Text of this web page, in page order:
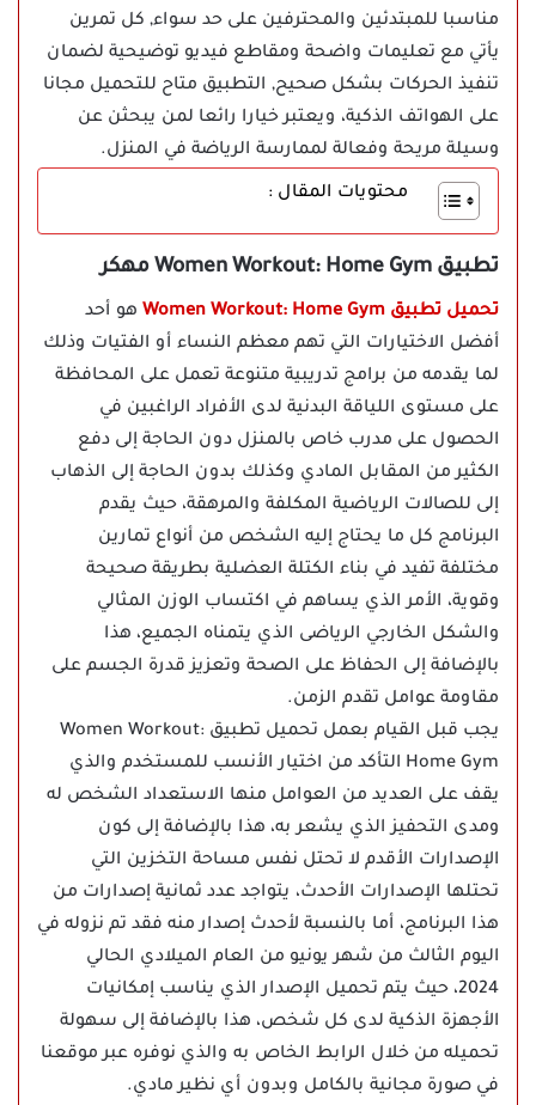
مناسبا للمبتدئين والمحترفين على حد سواء, كل تمرين
يأتي مع تعليمات واضحة ومقاطع فيديو توضيحية لضمان
تنفيذ الحركات بشكل صحيح, التطبيق متاح للتحميل مجانا
على الهواتف الذكية، ويعتبر خيارا رائعا لمن يبحثن عن
وسيلة مريحة وفعالة لممارسة الرياضة في المنزل.
محتويات المقال :
تطبيق Women Workout: Home Gym مهكر
تحميل تطبيق Women Workout: Home Gym
هو أحد
أفضل الاختيارات التي تهم معظم النساء أو الفتيات وذلك
لما يقدمه من برامج تدريبية متنوعة تعمل على المحافظة
على مستوى اللياقة البدنية لدى الأفراد الراغبين في
الحصول على مدرب خاص بالمنزل دون الحاجة إلى دفع
الكثير من المقابل المادي وكذلك بدون الحاجة إلى الذهاب
إلى للصالات الرياضية المكلفة والمرهقة، حيث يقدم
البرنامج كل ما يحتاج إليه الشخص من أنواع تمارين
مختلفة تفيد في بناء الكتلة العضلية بطريقة صحيحة
وقوية، الأمر الذي يساهم في اكتساب الوزن المثالي
والشكل الخارجي الرياضى الذي يتمناه الجميع، هذا
بالإضافة إلى الحفاظ على الصحة وتعزيز قدرة الجسم على
مقاومة عوامل تقدم الزمن.
يجب قبل القيام بعمل تحميل تطبيق Women Workout:
Home Gym التأكد من اختيار الأنسب للمستخدم والذي
يقف على العديد من العوامل منها الاستعداد الشخص له
ومدى التحفيز الذي يشعر به، هذا بالإضافة إلى كون
الإصدارات الأقدم لا تحتل نفس مساحة التخزين التي
تحتلها الإصدارات الأحدث، يتواجد عدد ثمانية إصدارات من
هذا البرنامج، أما بالنسبة لأحدث إصدار منه فقد تم نزوله في
اليوم الثالث من شهر يونيو من العام الميلادي الحالي
2024، حيث يتم تحميل الإصدار الذي يناسب إمكانيات
الأجهزة الذكية لدى كل شخص، هذا بالإضافة إلى سهولة
تحميله من خلال الرابط الخاص به والذي نوفره عبر موقعنا
في صورة مجانية بالكامل وبدون أي نظير مادي.